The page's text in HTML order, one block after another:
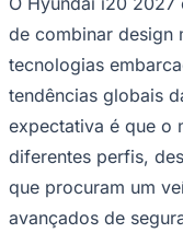
Corinthians
de combinar design
tecnologias
tendências globais
expectativa é que o
diferentes perfis,
que procuram um
avançados de